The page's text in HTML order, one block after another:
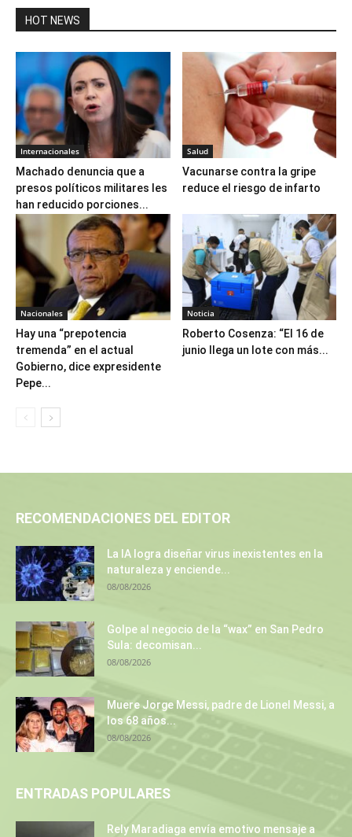
HOT NEWS
Internacionales
Machado denuncia que a
presos políticos militares les
han reducido porciones...
Salud
Vacunarse contra la gripe
reduce el riesgo de infarto
Nacionales
Hay una “prepotencia
tremenda” en el actual
Gobierno, dice expresidente
Pepe...
Noticia
Roberto Cosenza: “El 16 de
junio llega un lote con más...
RECOMENDACIONES DEL EDITOR
La IA logra diseñar virus inexistentes en la
naturaleza y enciende...
08/08/2026
Golpe al negocio de la “wax” en San Pedro
Sula: decomisan...
08/08/2026
Muere Jorge Messi, padre de Lionel Messi, a
los 68 años...
08/08/2026
ENTRADAS POPULARES
Rely Maradiaga envía emotivo mensaje a